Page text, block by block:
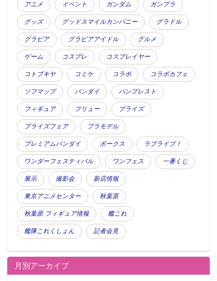
アニメ イベント ガンダム ガンプラ
グッズ グッドスマイルカンパニー グラドル
グラビア グラビアアイドル グルメ
ゲーム コスプレ コスプレイヤー
コトブキヤ コミケ コラボ コラボカフェ
ソフマップ バンダイ バンプレスト
フィギュア フリュー プライズ
プライズフェア プラモデル
プレミアムバンダイ ボークス ラブライブ！
ワンダーフェスティバル ワンフェス 一番くじ
展示 撮影会 新店情報
東京アニメセンター 秋葉原
秋葉原 フィギュア情報 艦これ
艦隊これくしょん 記者会見
月別アーカイブ